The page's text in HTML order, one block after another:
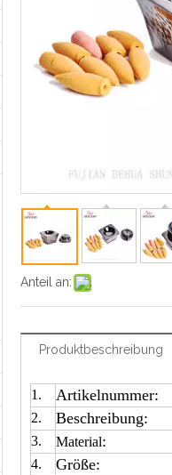
Anteil an:
Produktbeschreibung
1. Artikelnummer:
2. Beschreibung:
3. Material:
4. Größe: